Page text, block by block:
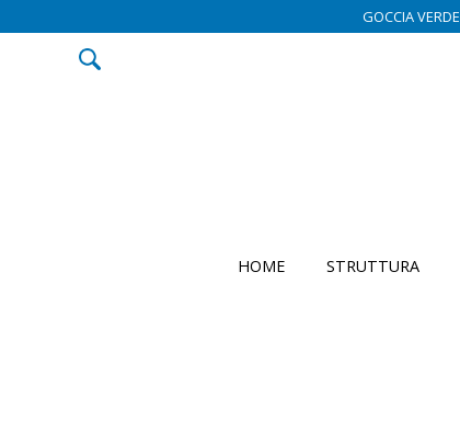
GOCCIA VERDE
HOME STRUTTURA